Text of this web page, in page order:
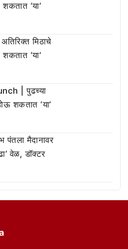
‘या’
मिठाचे
‘या’
| पुढच्या
शकतात ‘या’
मैदानावर
वेळ, डॉक्टर